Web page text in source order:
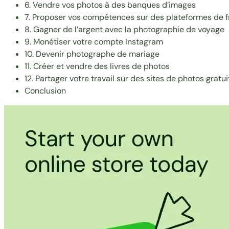
6. Vendre vos photos à des banques d’images
7. Proposer vos compétences sur des plateformes de
8. Gagner de l’argent avec la photographie de voyage
9. Monétiser votre compte Instagram
10. Devenir photographe de mariage
11. Créer et vendre des livres de photos
12. Partager votre travail sur des sites de photos
Conclusion